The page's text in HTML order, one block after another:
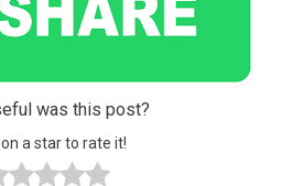
was this post?
a star to rate it!